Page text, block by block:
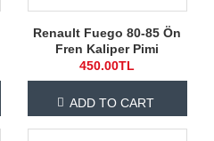
Renault Fuego 80-85 Ön
Fren Kaliper Pimi
450.00TL
ADD TO CART